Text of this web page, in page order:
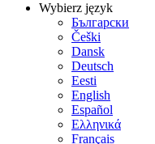
Wybierz język
Български
Češki
Dansk
Deutsch
Eesti
English
Español
Ελληνικά
Français